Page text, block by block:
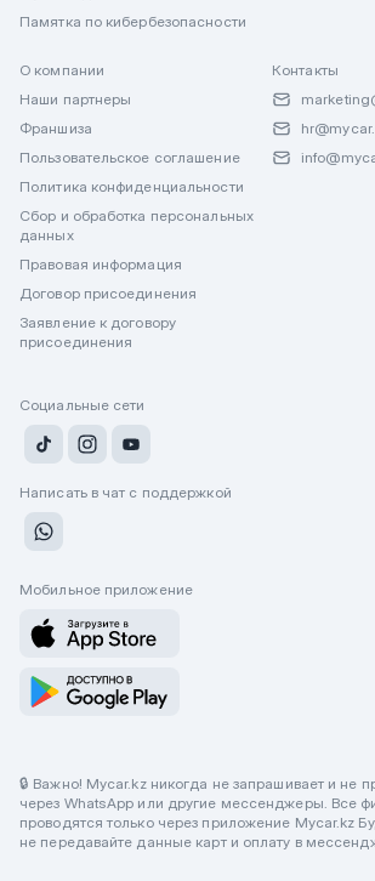
Памятка по кибербезопасности
О компании
Наши партнеры
Франшиза
Пользовательское соглашение
Политика конфиденциальности
Сбор и обработка персональных
данных
Правовая информация
Договор присоединения
Заявление к договору
присоединения
Контакты
Социальные сети
Написать в чат с поддержкой
Мобильное приложение
🔒 Важно! Mycar.kz никогда не запрашивает и не
через WhatsApp или другие мессенджеры. Все
проводятся только через приложение Mycar.kz
не передавайте данные карт и оплату в